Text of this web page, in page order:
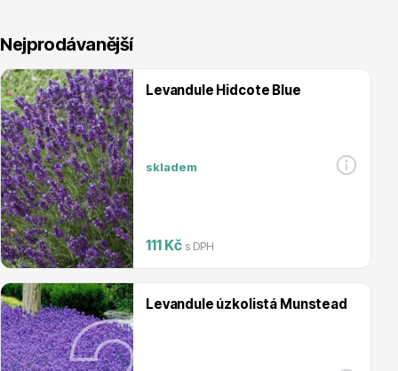
Vřesovištní rostliny
Vánoční stromky v květináčích a řezané
Nejprodávanější
Levandule Hidcote Blue
skladem
111 Kč s DPH
Levandule úzkolistá Munstead